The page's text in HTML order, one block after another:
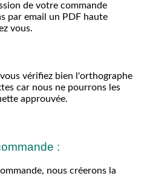
de votre commande
par email un PDF haute
vous.
vérifiez bien l'orthographe
car nous ne pourrons les
approuvée.
:
nous créerons la